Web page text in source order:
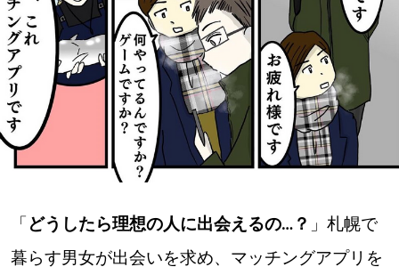
SitakkeTV
LOCAL ローカルエリア
all
札幌
道北
道南
「 どうしたら理想の人に出会えるの…？ 」札幌で
暮らす男女が出会いを求め、マッチングアプリを